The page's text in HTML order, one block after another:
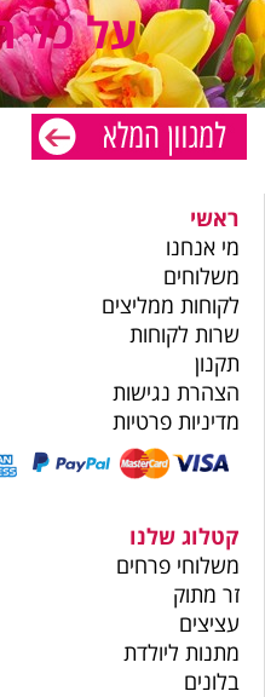
על כל
ראשי
מי אנחנו
משלוחים
לקוחות ממליצים
שרות לקוחות
תקנון
הצהרת נגישות
מדיניות פרטיות
קטלוג שלנו
משלוחי פרחים
זר מתוק
עציצים
מתנות ליולדת
בלונים